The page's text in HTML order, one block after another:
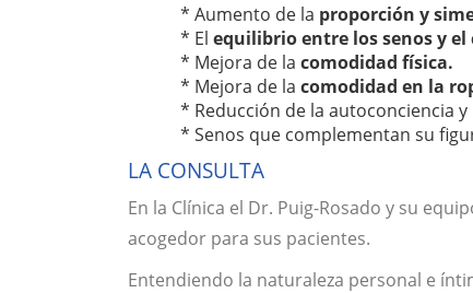
* Aumento de la proporción y
* El equilibrio entre los senos y el
* Mejora de la comodidad física.
* Mejora de la comodidad en la
* Reducción de la autoconciencia y
* Senos que complementan su
LA CONSULTA
En la Clínica el Dr. Puig-Rosado y su
acogedor para sus pacientes.
Entendiendo la naturaleza personal e